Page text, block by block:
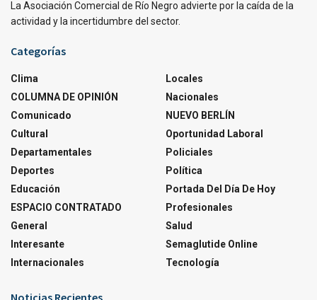
La Asociación Comercial de Río Negro advierte por la caída de la
actividad y la incertidumbre del sector.
Categorías
Clima
COLUMNA DE OPINIÓN
Comunicado
Cultural
Departamentales
Deportes
Educación
ESPACIO CONTRATADO
General
Interesante
Internacionales
Locales
Nacionales
NUEVO BERLÍN
Oportunidad Laboral
Policiales
Política
Portada Del Día De Hoy
Profesionales
Salud
Semaglutide Online
Tecnología
Noticias Recientes